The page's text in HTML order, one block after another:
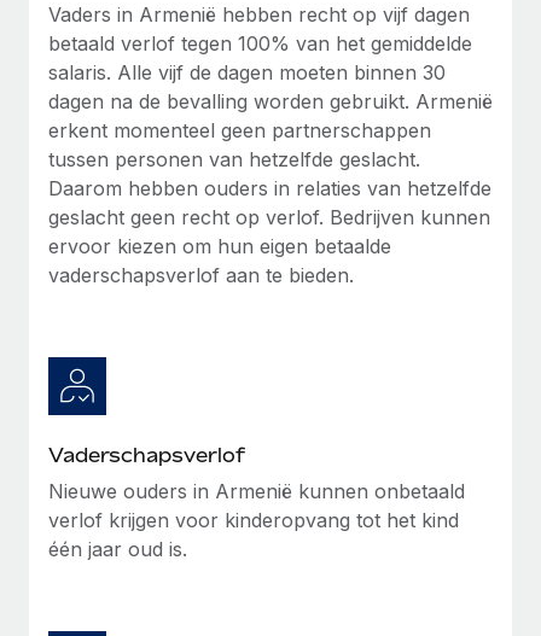
Vaders in Armenië hebben recht op vijf dagen
betaald verlof tegen 100% van het gemiddelde
salaris. Alle vijf de dagen moeten binnen 30
dagen na de bevalling worden gebruikt. Armenië
erkent momenteel geen partnerschappen
tussen personen van hetzelfde geslacht.
Daarom hebben ouders in relaties van hetzelfde
geslacht geen recht op verlof. Bedrijven kunnen
ervoor kiezen om hun eigen betaalde
vaderschapsverlof aan te bieden.
Vaderschapsverlof
Nieuwe ouders in Armenië kunnen onbetaald
verlof krijgen voor kinderopvang tot het kind
één jaar oud is.